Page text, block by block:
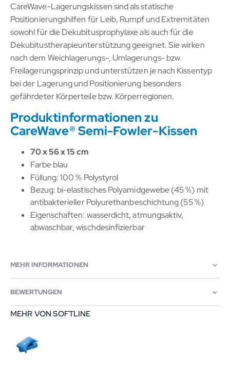
CareWave-Lagerungskissen sind als statische
Positionierungshilfen für Leib, Rumpf und Extremitäten
sowohl für die Dekubitusprophylaxe als auch für die
Dekubitustherapieunterstützung geeignet. Sie wirken
nach dem Weichlagerungs-, Umlagerungs- bzw.
Freilagerungsprinzip und unterstützen je nach Kissentyp
bei der Lagerung und Positionierung besonders
gefährdeter Körperteile bzw. Körperregionen.
Produktinformationen zu
CareWave® Semi-Fowler-Kissen
70 x 56 x 15 cm
Farbe blau
Füllung: 100 % Polystyrol
Bezug: bi-elastisches Polyamidgewebe (45 %) mit
antibakterieller Polyurethanbeschichtung (55 %)
Eigenschaften: wasserdicht, atmungsaktiv,
abwaschbar, wischdesinfizierbar
MEHR INFORMATIONEN
BEWERTUNGEN
MEHR VON SOFTLINE